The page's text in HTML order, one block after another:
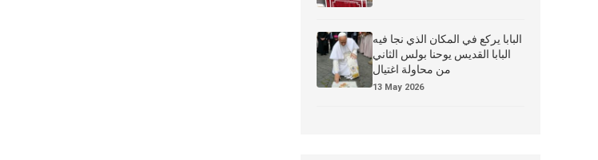
البابا يركع في المكان الذي نجا فيه
البابا القديس يوحنا بولس الثاني
من محاولة اغتيال
13 May 2026